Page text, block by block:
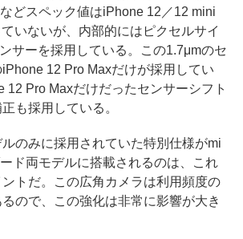
どスペック値はiPhone 12／12 mini
いないが、内部的にはピクセルサイ
サーを採用している。この1.7μmのセ
12 Pro Maxだけが採用してい
12 Pro Maxだけだったセンサーシフト
も採用している。
のみに採用されていた特別仕様がmi
ド両モデルに搭載されるのは、これ
トだ。この広角カメラは利用頻度の
ので、この強化は非常に影響が大き